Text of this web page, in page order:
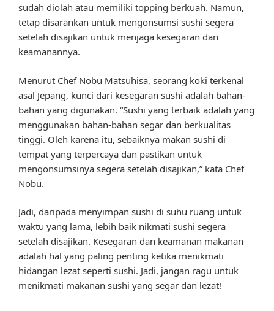
sudah diolah atau memiliki topping berkuah. Namun,
tetap disarankan untuk mengonsumsi sushi segera
setelah disajikan untuk menjaga kesegaran dan
keamanannya.
Menurut Chef Nobu Matsuhisa, seorang koki terkenal
asal Jepang, kunci dari kesegaran sushi adalah bahan-
bahan yang digunakan. “Sushi yang terbaik adalah yang
menggunakan bahan-bahan segar dan berkualitas
tinggi. Oleh karena itu, sebaiknya makan sushi di
tempat yang terpercaya dan pastikan untuk
mengonsumsinya segera setelah disajikan,” kata Chef
Nobu.
Jadi, daripada menyimpan sushi di suhu ruang untuk
waktu yang lama, lebih baik nikmati sushi segera
setelah disajikan. Kesegaran dan keamanan makanan
adalah hal yang paling penting ketika menikmati
hidangan lezat seperti sushi. Jadi, jangan ragu untuk
menikmati makanan sushi yang segar dan lezat!